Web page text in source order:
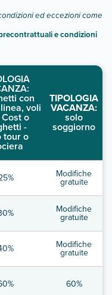
ed eccezioni come
e condizioni
con
voli
o
-
tour o
TIPOLOGIA
VACANZA:
solo
soggiorno
Modifiche
gratuite
Modifiche
gratuite
Modifiche
gratuite
60%